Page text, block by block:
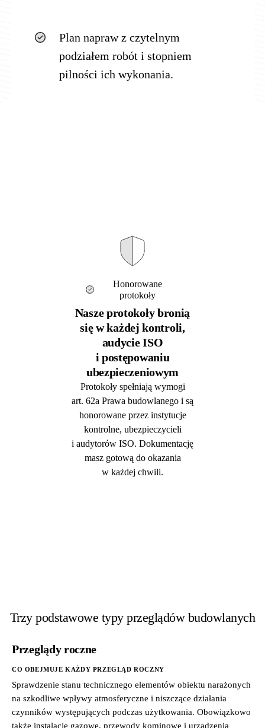
Plan napraw z czytelnym
podziałem robót i stopniem
pilności ich wykonania.
Honorowane
protokoły
Nasze protokoły bronią
się w każdej kontroli,
audycie ISO
i postępowaniu
ubezpieczeniowym
Protokoły spełniają wymogi
art. 62a Prawa budowlanego i są
honorowane przez instytucje
kontrolne, ubezpieczycieli
i audytorów ISO. Dokumentację
masz gotową do okazania
w każdej chwili.
Trzy podstawowe typy przeglądów budowlanych
Przeglądy roczne
CO OBEJMUJE KAŻDY PRZEGLĄD ROCZNY
Sprawdzenie stanu technicznego elementów obiektu narażonych
na szkodliwe wpływy atmosferyczne i niszczące działania
czynników występujących podczas użytkowania. Obowiązkowo
także instalacje gazowe, przewody kominowe i urządzenia